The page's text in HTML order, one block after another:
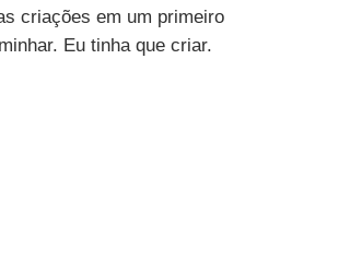
criações em um primeiro
Eu tinha que criar.